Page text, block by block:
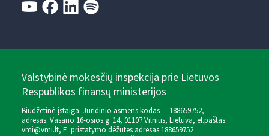
Valstybinė mokesčių inspekcija prie Lietuvos
Respublikos finansų ministerijos
Biudžetinė įstaiga. Juridinio asmens kodas — 188659752,
adresas: Vasario 16-osios g. 14, 01107 Vilnius, Lietuva, el.paštas:
vmi@vmi.lt, E. pristatymo dėžutės adresas 188659752